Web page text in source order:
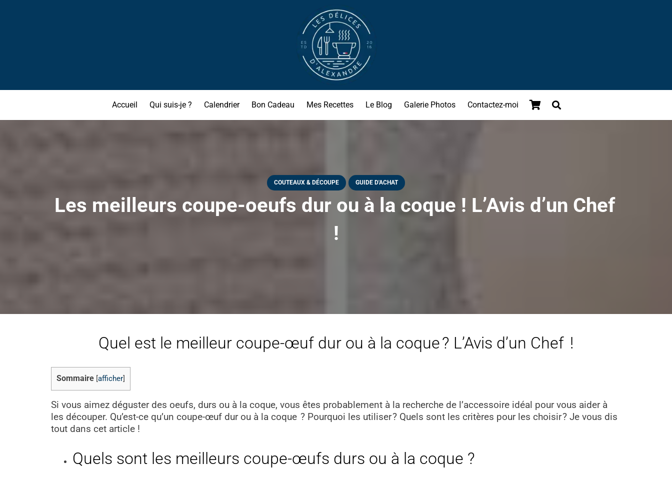
Accueil Qui suis-je ? Calendrier Bon Cadeau Mes Recettes Le Blog Galerie Photos Contactez-moi
COUTEAUX & DÉCOUPE GUIDE D'ACHAT
Les meilleurs coupe-oeufs dur ou à la coque ! L’Avis d’un Chef
!
Quel est le meilleur coupe-œuf dur ou à la coque ? L’Avis d’un Chef !
Sommaire afficher
Si vous aimez déguster des oeufs, durs ou à la coque, vous êtes probablement à la recherche de l’accessoire idéal pour vous aider à
les découper. Qu’est-ce qu’un coupe-œuf dur ou à la coque ? Pourquoi les utiliser ? Quels sont les critères pour les choisir ? Je vous dis
tout dans cet article !
Quels sont les meilleurs coupe-œufs durs ou à la coque ?